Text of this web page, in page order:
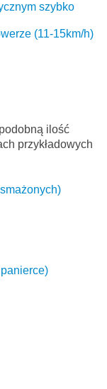
szybko
(11-15km/h)
ilość
przykładowych